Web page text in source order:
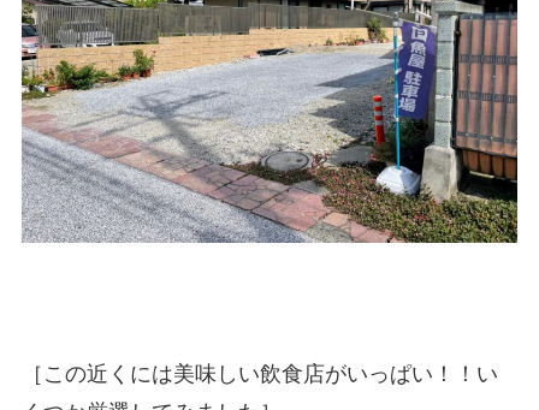
［この近くには美味しい飲食店がいっぱい！！い